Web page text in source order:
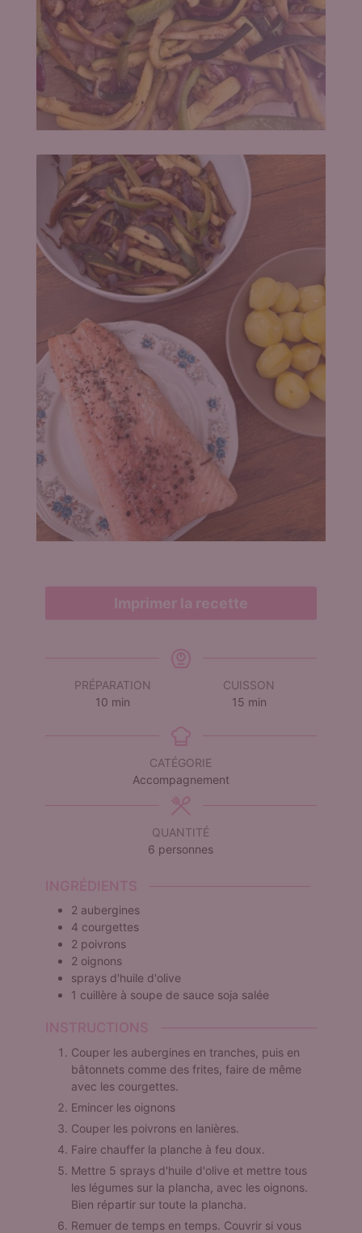
Imprimer la recette
PRÉPARATION
10 minutes
min
CUISSON
15minutes
min
CATÉGORIE
Accompagnement
QUANTITÉ
6 personnes
INGRÉDIENTS
2 aubergines
4 courgettes
2 poivrons
2 oignons
sprays d'huile d'olive
1 cuillère à soupe de sauce soja salée
INSTRUCTIONS
Couper les aubergines en tranches, puis en
bâtonnets comme des frites, faire de même
avec les courgettes.
Emincer les oignons
Couper les poivrons en lanières.
Faire chauffer la planche à feu doux.
Mettre 5 sprays d'huile d'olive et mettre tous
les légumes sur la plancha, avec les oignons.
Bien répartir sur toute la plancha.
Remuer de temps en temps. Couvrir si vous